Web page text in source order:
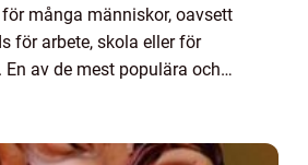
många människor, oavsett
för arbete, skola eller för
av de mest populära och